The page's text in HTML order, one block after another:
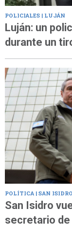
POLICIALES | LUJÁN
Luján: un
durante un
POLÍTICA | SAN ISIDRO
San Isidro
secretario de